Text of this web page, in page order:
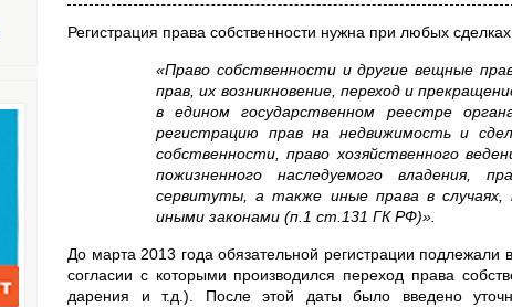
Регистрация права собственности нужна при любых
«Право собственности и другие вещные
прав, их возникновение, переход и
в едином государственном реестре
регистрацию прав на недвижимость и
собственности, право хозяйственного
пожизненного наследуемого владения,
сервитуты, а также иные права в
иными законами (п.1 ст.131 ГК РФ)».
До марта 2013 года обязательной регистрации
согласии с которыми производился переход права
дарения и т.д.). После этой даты было введено